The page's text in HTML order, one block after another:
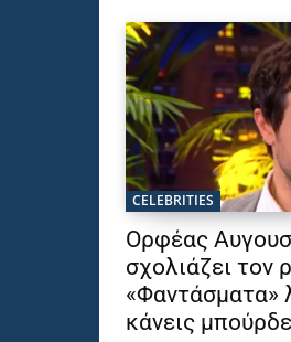
CELEBRITIES
Ορφέας
σχολιάζει τον
«Φαντάσματα»
κάνεις